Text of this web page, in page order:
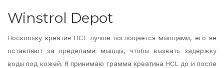
Winstrol Depot
Поскольку креатин HCL лучше поглощается мышцами, его не
оставляют за пределами мышцы, чтобы вызвать задержку
воды под кожей. Я принимаю грамма креатина HCL до и после